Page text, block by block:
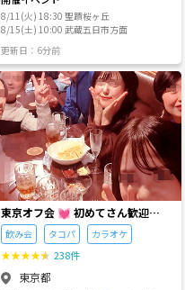
焚火をするサークルです。 ▼ブッシュク
ラフトとは、「趣味として楽しむアウト
ドアサバイバル術」という表現をされた
りします。 サバイバルといっても狩猟や
焚火のおこしかたから始まり、キャンプ
ギアの代わりに自然にあるものから工作
物を作りだしたり、非日常の中で知識や
技術が身につくちょぴりたくましいキャ
ンプです。 ▼日本ではそこまでメジャー
ではないので、複数の関連資格を持ち、
南米アマゾン帰りの主催がきちんと講座
の時間を作ったり、おいしい焚火飯を食
べたり、火を囲んで深い話をしたり、大
がかりな道具は持ち込まず、自然の中で
楽しむ活動をしています。 ▼主な活動▼
◆焚火会 河川敷等で、焚火飯やお酒を飲
みながら火を囲んで交流会をしていま
す。仕事帰りに手ぶらで参加でき、アウ
トドア初心者でも楽しめます。 ◆ブッシ
ュクラフト メインの会。都内のアクセス
8/11(火) 18:30 聖蹟桜ヶ丘
8/15(土) 10:00 武蔵五日市方面
更新日：6分前
東京オフ会 💓 初めてさん歓迎の
飲み会です 💓 男女関係なく純粋
に友達作りをしよう✨ 転勤で出て
きたばかり～友達が欲しい・地方
出身者の方～是非来て下さいね♪
飲み会 タコパ カラオケ
★★★★★ 238件
東京都